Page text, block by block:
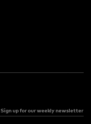
Sign up for our weekly newsletter